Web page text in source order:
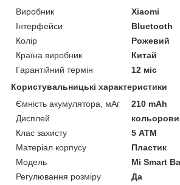
Виробник
Xiaomi
Інтерфейси
Bluetooth
Колір
Рожевий
Країна виробник
Китай
Гарантійний термін
12 міс
Користувальницькі характеристики
Ємність акумулятора, мАг
210 mAh
Дисплей
Клас захисту
5 АТМ
Матеріал корпусу
Пластик
Мoдель
Mi Smart
Регулювання розміру
Да